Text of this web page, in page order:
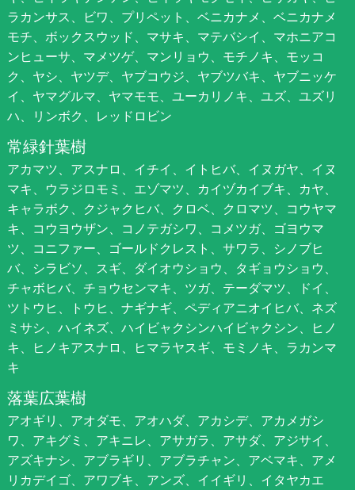
ラカンサス、ビワ、プリペット、ベニカナメ、ベニカナメ
モチ、ボックスウッド、マサキ、マテバシイ、マホニアコ
ンヒューサ、マメツゲ、マンリョウ、モチノキ、モッコ
ク、ヤシ、ヤツデ、ヤブコウジ、ヤブツバキ、ヤブニッケ
イ、ヤマグルマ、ヤマモモ、ユーカリノキ、ユズ、ユズリ
ハ、リンボク、レッドロビン
常緑針葉樹
アカマツ、アスナロ、イチイ、イトヒバ、イヌガヤ、イヌ
マキ、ウラジロモミ、エゾマツ、カイヅカイブキ、カヤ、
キャラボク、クジャクヒバ、クロベ、クロマツ、コウヤマ
キ、コウヨウザン、コノテガシワ、コメツガ、ゴヨウマ
ツ、コニファー、ゴールドクレスト、サワラ、シノブヒ
バ、シラビソ、スギ、ダイオウショウ、タギョウショウ、
チャボヒバ、チョウセンマキ、ツガ、テーダマツ、ドイ、
ツトウヒ、トウヒ、ナギナギ、ペディアニオイヒバ、ネズ
ミサシ、ハイネズ、ハイビャクシンハイビャクシン、ヒノ
キ、ヒノキアスナロ、ヒマラヤスギ、モミノキ、ラカンマ
キ
落葉広葉樹
アオギリ、アオダモ、アオハダ、アカシデ、アカメガシ
ワ、アキグミ、アキニレ、アサガラ、アサダ、アジサイ、
アズキナシ、アブラギリ、アブラチャン、アベマキ、アメ
リカデイゴ、アワブキ、アンズ、イイギリ、イタヤカエ